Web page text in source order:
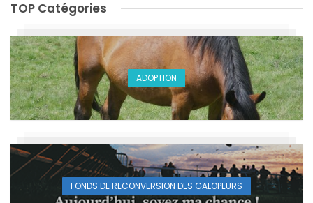
TOP Catégories
ADOPTION
FONDS DE RECONVERSION DES GALOPEURS